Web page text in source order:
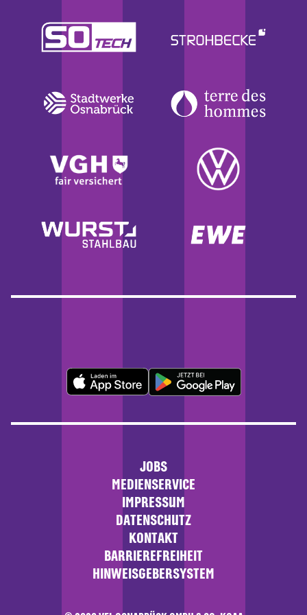
JOBS
MEDIENSERVICE
IMPRESSUM
DATENSCHUTZ
KONTAKT
BARRIEREFREIHEIT
HINWEISGEBERSYSTEM